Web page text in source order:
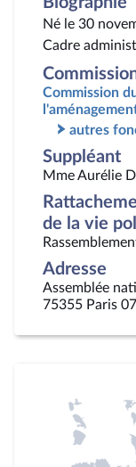
Né le 30
Cadre
Commission
autres
Suppléant
Mme Aurélie
de la vie
Adresse
Assemblée
75355 Paris